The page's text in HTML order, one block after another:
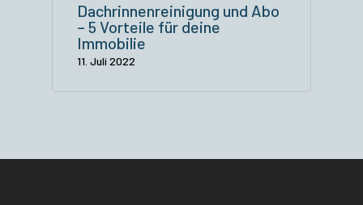
Dachrinnenreinigung und Abo
– 5 Vorteile für deine
Immobilie
11. Juli 2022